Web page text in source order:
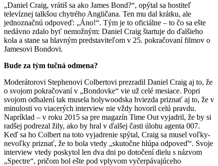
„Daniel Craig, vrátiš sa ako James Bond?“, opýtal sa hostiteľ
televíznej talkšou chytrého Angličana. Ten mu dal krátku, ale
jednoznačnú odpoveď: „Áno!“. Tým je to oficiálne – to čo sa ešte
nedávno zdalo byť nemožným: Daniel Craig štartuje do ďalšieho
kola a stane sa hlavným predstaviteľom v 25. pokračovaní filmov o
Jamesovi Bondovi.
Bude za tým tučná odmena?
Moderátorovi Stephenovi Colbertovi prezradil Daniel Craig aj to, že
o svojom pokračovaní v „Bondovke“ vie už celé mesiace. Popri
svojom odhalení tak musela holywoodska hviezda priznať aj to, že v
minulosti vo viacerých interview nie vždy hovoril celú pravdu.
Napríklad – v roku 2015 sa pre magazín Time Out vyjadril, že by si
radšej podrezal žily, ako by hral v ďalšej časti úlohu agenta 007.
Keď sa ho Colbert na toto vyjadrenie spýtal, Craig sa musel voľky-
nevoľky priznať, že to bola vtedy „skutočne hlúpa odpoveď“. Svoje
interview vtedy poskytol len dva dni po dotočení dielu s názvom
„Spectre“, pričom bol ešte pod vplyvom vyčerpávajúceho